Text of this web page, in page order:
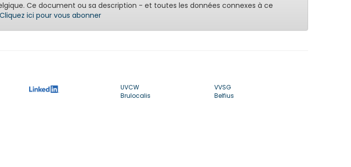
Ce document ou sa description - et toutes les données connexes à ce
Cliquez ici pour vous abonner
UVCW
Brulocalis
VVSG
Belfius